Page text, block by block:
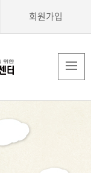
회원가입